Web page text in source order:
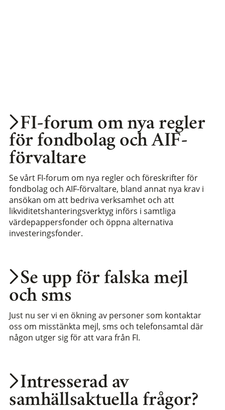
Intresserad av
samhällsaktuella frågor?
Se upp för falska mejl
och sms
Just nu ser vi en ökning av personer som kontaktar
oss om misstänkta mejl, sms och telefonsamtal där
någon utger sig för att vara från FI.
FI-forum om nya regler
för fondbolag och AIF-
förvaltare
Se vårt FI-forum om nya regler och föreskrifter för
fondbolag och AIF-förvaltare, bland annat nya krav i
ansökan om att bedriva verksamhet och att
likviditetshanteringsverktyg införs i samtliga
värdepappersfonder och öppna alternativa
investeringsfonder.